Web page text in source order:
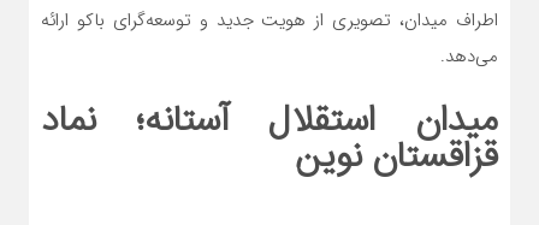
اطراف میدان، تصویری از هویت جدید و توسعه‌گرای باکو ارائه
می‌دهد.
میدان استقلال آستانه؛ نماد
قزاقستان نوین